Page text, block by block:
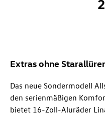
Extras ohne
Das neue Sondermodell
den serienmäßigen
bietet 16-Zoll-Aluräder